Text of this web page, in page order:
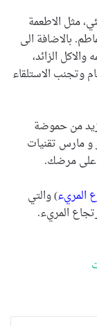
مثل الاطعمة
بالاضافة الى
الزائد،
وتجنب الاستلقاء
من حموضة
و مارس تقنيات
على مرضك.
المريء) والتي
المريء.